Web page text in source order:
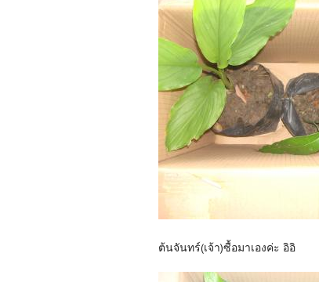
ต้นจันทร์(เจ้า)ซื้อมาเองค่ะ อิอิ